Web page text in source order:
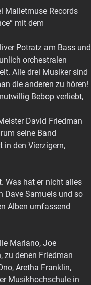
Malletmuse Records
mit dem
Potratz am Bass und
orchestralen
Alle drei Musiker sind
die anderen zu hören!
Bebop verliebt,
David Friedman
seine Band
in den Vierzigern,
Was hat er nicht alles
Dave Samuels und so
Alben umfassend
Mariano, Joe
zu denen Friedman
Aretha Franklin,
Musikhochschule in